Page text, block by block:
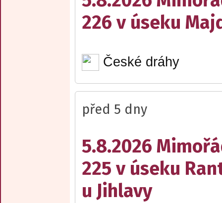
226 v úseku
České dráhy
před 5 dny
5.8.2026
225 v úseku
u Jihlavy